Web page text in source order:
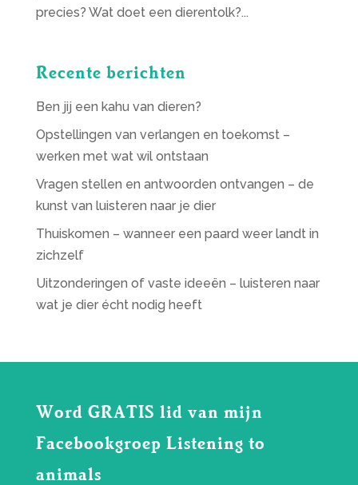
precies? Wat doet een dierentolk?...
Recente berichten
Ben jij een kahu van dieren?
Opstellingen van verlangen en toekomst –
werken met wat wil ontstaan
Vragen stellen en antwoorden ontvangen – de
kunst van luisteren naar je dier
Thuiskomen – wanneer een paard weer landt in
zichzelf
Uitzonderingen of vaste ideeën – luisteren naar
wat je dier écht nodig heeft
Word GRATIS lid van mijn
Facebookgroep Listening to
animals